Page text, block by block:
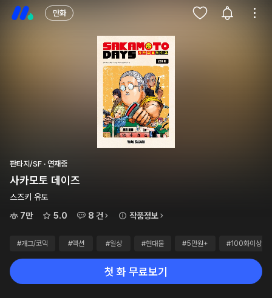
만화
판타지/SF · 연재중
사카모토 데이즈
스즈키 유토
7만
5.0 8 건 작품정보
#개그/코믹 #액션 #일상 #현대물 #5만원+ #100화이상
첫 화 무료보기